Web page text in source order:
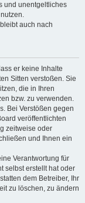
und unentgeltliches
auch nach
er keine Inhalte
Sitten verstoßen. Sie
die in Ihren
bzw. zu verwenden.
Bei Verstößen gegen
veröffentlichten
zeitweise oder
und Ihnen ein
Verantwortung für
selbst erstellt hat oder
dem Betreiber, Ihr
zu löschen, zu ändern